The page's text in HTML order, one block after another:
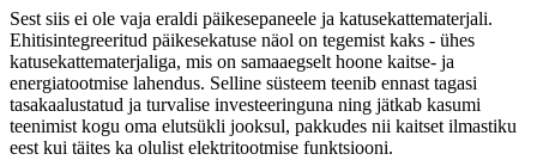
Sest siis ei ole vaja eraldi päikesepaneele ja katusekattematerjali.
Ehitisintegreeritud päikesekatuse näol on tegemist kaks - ühes
katusekattematerjaliga, mis on samaaegselt hoone kaitse- ja
energiatootmise lahendus. Selline süsteem teenib ennast tagasi
tasakaalustatud ja turvalise investeeringuna ning jätkab kasumi
teenimist kogu oma elutsükli jooksul, pakkudes nii kaitset ilmastiku
eest kui täites ka olulist elektritootmise funktsiooni.